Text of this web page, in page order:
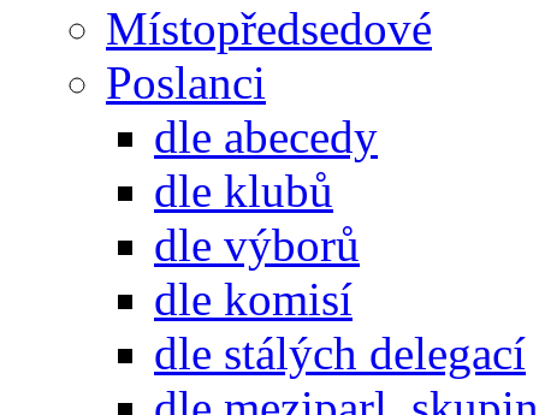
Místopředsedové
Poslanci
dle abecedy
dle klubů
dle výborů
dle komisí
dle stálých delegací